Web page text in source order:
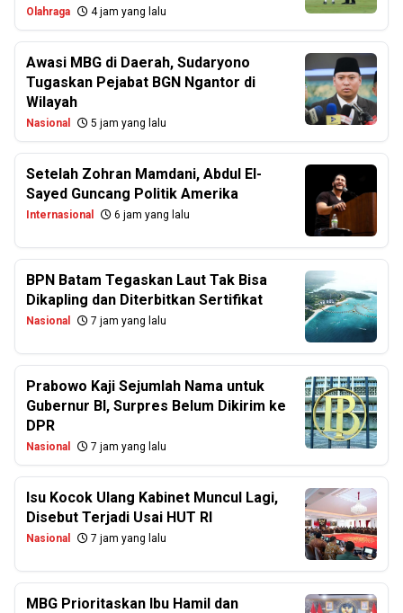
Olahraga 4 jam yang lalu
Awasi MBG di Daerah, Sudaryono
Tugaskan Pejabat BGN Ngantor di
Wilayah
Nasional 5 jam yang lalu
Setelah Zohran Mamdani, Abdul El-
Sayed Guncang Politik Amerika
Internasional 6 jam yang lalu
BPN Batam Tegaskan Laut Tak Bisa
Dikapling dan Diterbitkan Sertifikat
Nasional 7 jam yang lalu
Prabowo Kaji Sejumlah Nama untuk
Gubernur BI, Surpres Belum Dikirim ke
DPR
Nasional 7 jam yang lalu
Isu Kocok Ulang Kabinet Muncul Lagi,
Disebut Terjadi Usai HUT RI
Nasional 7 jam yang lalu
MBG Prioritaskan Ibu Hamil dan